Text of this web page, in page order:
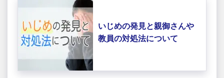
いじめの発見と親御さんや
教員の対処法について